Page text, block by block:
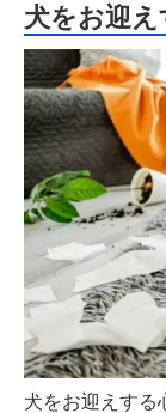
犬をお迎え
犬をお迎えする